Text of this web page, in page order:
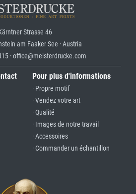
Strasse 46
am Faaker See · Austria
· office@meisterdrucke.com
Pour plus d'informations
· Propre motif
· Vendez votre art
· Qualité
· Images de notre travail
· Accessoires
· Commander un échantillon